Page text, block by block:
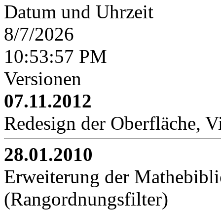
Datum und Uhrzeit
8/7/2026
10:53:58 PM
Versionen
07.11.2012
Redesign der Oberfläche,
28.01.2010
Erweiterung der
(Rangordnungsfilter)